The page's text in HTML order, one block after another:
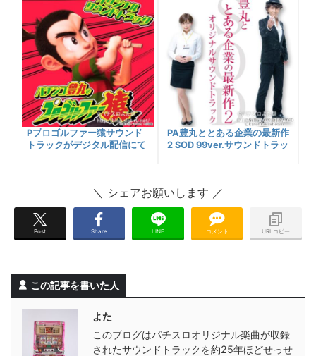
楽曲一覧に試聴についてまと
め！
ンク、収録楽曲一覧に試聴に
ついてまとめ！
Pプロゴルファー猿サウンド
トラックがデジタル配信にて
PA豊丸ととある企業の最新作
2 SOD 99ver.サウンドトラッ
Post Share LINE コメント URLコピー
この記事を書いた人
よた
このブログはパチスロオリジナル楽曲が収録
されたサウンドトラックを約25年ほどせっせ